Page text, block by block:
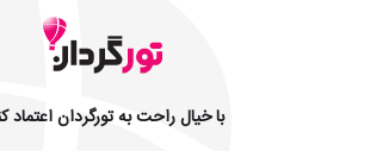
با خیال راحت به تورگردان اعتماد